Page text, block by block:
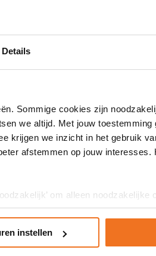
Details
Sommige cookies zijn
we altijd. Met jouw toestemming
krijgen we inzicht in het gebruik
afstemmen op jouw interesses.
om alleen
je accepteert. Je kunt je
instellen